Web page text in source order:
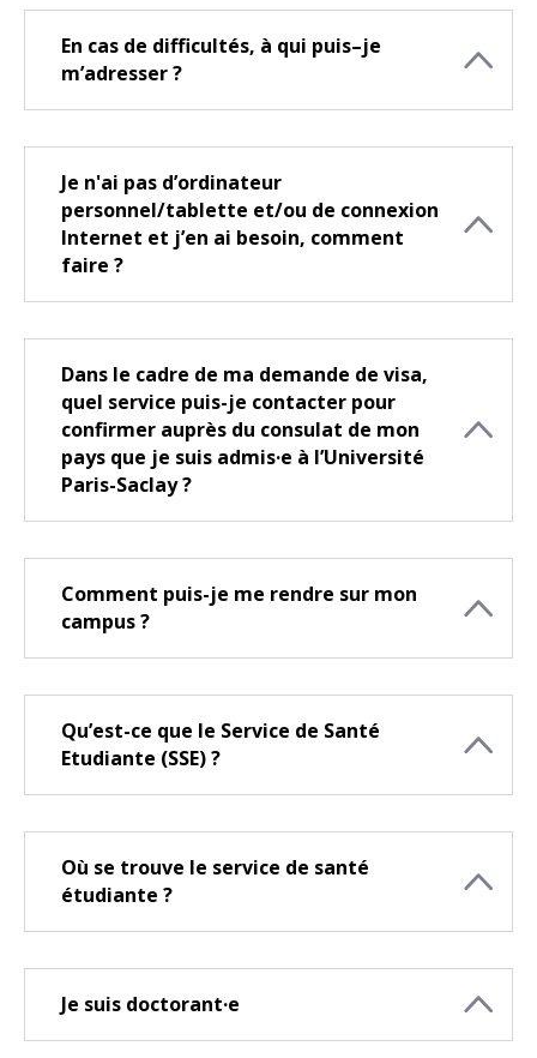
En cas de difficultés, à qui puis–je
m’adresser ?
Je n'ai pas d’ordinateur
personnel/tablette et/ou de connexion
Internet et j’en ai besoin, comment
faire ?
Dans le cadre de ma demande de visa,
quel service puis-je contacter pour
confirmer auprès du consulat de mon
pays que je suis admis·e à l’Université
Paris-Saclay ?
Comment puis-je me rendre sur mon
campus ?
Qu’est-ce que le Service de Santé
Etudiante (SSE) ?
Où se trouve le service de santé
étudiante ?
Je suis doctorant·e